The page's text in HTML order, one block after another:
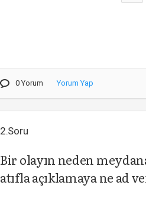
0 Yorum Yorum Yap
2.Soru
Bir olayın neden
atıfla açıklamaya ne ad